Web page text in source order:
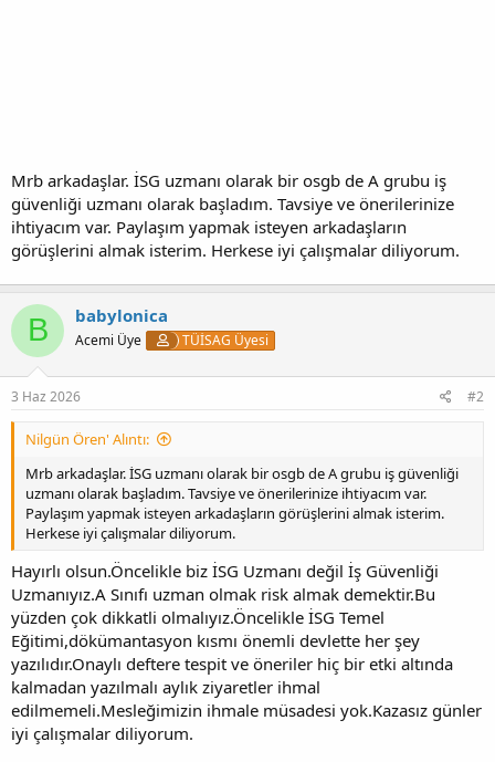
Mrb arkadaşlar. İSG uzmanı olarak bir osgb de A grubu iş
güvenliği uzmanı olarak başladım. Tavsiye ve önerilerinize
ihtiyacım var. Paylaşım yapmak isteyen arkadaşların
görüşlerini almak isterim. Herkese iyi çalışmalar diliyorum.
B babylonica
Acemi Üye TÜİSAG Üyesi
3 Haz 2026 #2
Nilgün Ören' Alıntı:
Mrb arkadaşlar. İSG uzmanı olarak bir osgb de A grubu iş güvenliği
uzmanı olarak başladım. Tavsiye ve önerilerinize ihtiyacım var.
Paylaşım yapmak isteyen arkadaşların görüşlerini almak isterim.
Herkese iyi çalışmalar diliyorum.
Hayırlı olsun.Öncelikle biz İSG Uzmanı değil İş Güvenliği
Uzmanıyız.A Sınıfı uzman olmak risk almak demektir.Bu
yüzden çok dikkatli olmalıyız.Öncelikle İSG Temel
Eğitimi,dökümantasyon kısmı önemli devlette her şey
yazılıdır.Onaylı deftere tespit ve öneriler hiç bir etki altında
kalmadan yazılmalı aylık ziyaretler ihmal
edilmemeli.Mesleğimizin ihmale müsadesi yok.Kazasız günler
iyi çalışmalar diliyorum.